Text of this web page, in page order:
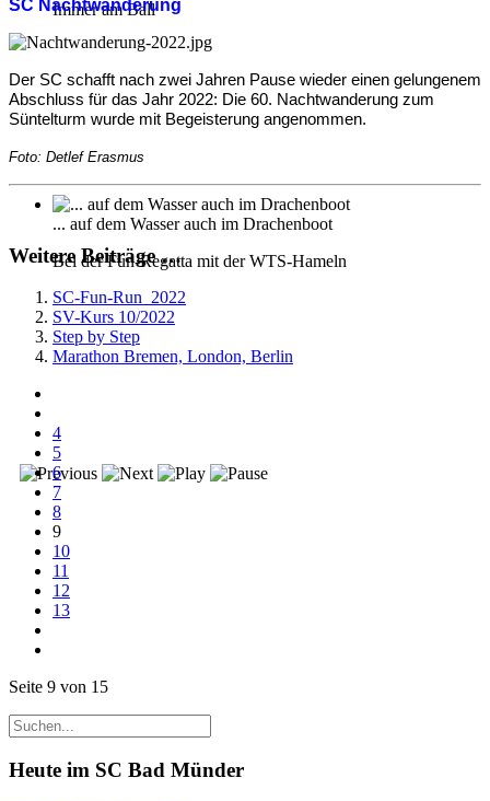
Immer am Ball
... auf dem Wasser auch im Drachenboot
Bei der Fun-Regatta mit der WTS-Hameln
SC Nachtwanderung
Der SC schafft nach zwei Jahren Pause wieder einen gelungenem
Abschluss für das Jahr 2022: Die 60. Nachtwanderung zum
Süntelturm wurde mit Begeisterung angenommen.
Foto: Detlef Erasmus
Weitere Beiträge …
SC-Fun-Run_2022
SV-Kurs 10/2022
Step by Step
Marathon Bremen, London, Berlin
4
5
6
7
8
9
10
11
12
13
Seite 9 von 15
Heute im SC Bad Münder